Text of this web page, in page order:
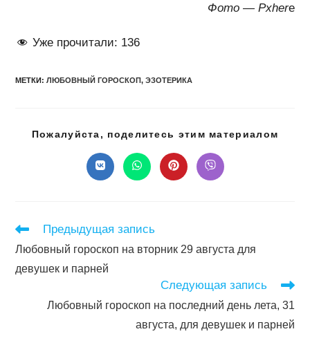
Фото — Pxhere
Уже прочитали: 136
МЕТКИ:ЛЮБОВНЫЙ ГОРОСКОП, ЭЗОТЕРИКА
Пожалуйста, поделитесь этим материалом
Открывается
в
Открывается
в
Открывается
в
Открывается
в
Читать
статьи
Предыдущая запись
Любовный гороскоп на вторник 29 августа для
девушек и парней
Следующая запись
Любовный гороскоп на последний день лета, 31
августа, для девушек и парней